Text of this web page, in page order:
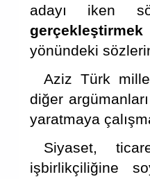
adayı iken
yönündeki
Aziz Türk
diğer
yaratmaya
Siyaset,
işbirlikçiliğine